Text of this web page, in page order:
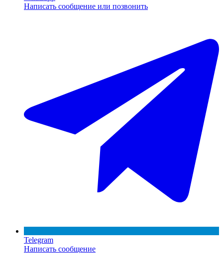
Написать сообщение или позвонить
Telegram
Написать сообщение